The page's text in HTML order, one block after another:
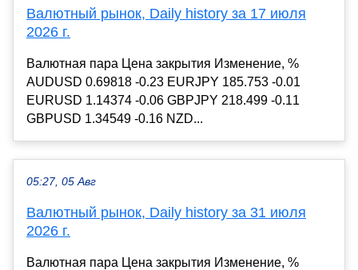
Валютный рынок, Daily history за 17 июля
2026 г.
Валютная пара Цена закрытия Изменение, %
AUDUSD 0.69818 -0.23 EURJPY 185.753 -0.01
EURUSD 1.14374 -0.06 GBPJPY 218.499 -0.11
GBPUSD 1.34549 -0.16 NZD...
05:27, 05 Авг
Валютный рынок, Daily history за 31 июля
2026 г.
Валютная пара Цена закрытия Изменение, %